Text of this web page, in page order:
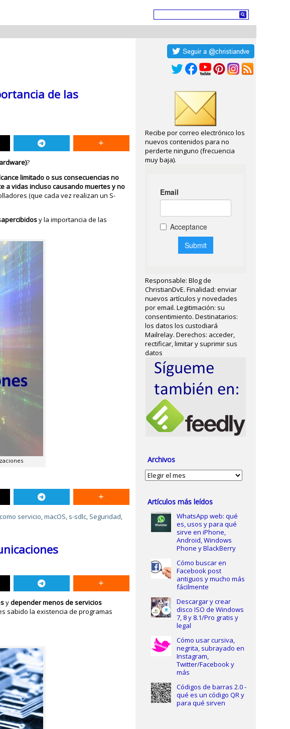
de las
?
limitado o sus consecuencias no
a vidas incluso causando muertes y no
(que cada vez realizan un S-
y la importancia de las
servicio,macOS, s-sdlc, Seguridad,
ydepender menos de servicios
sabido la existencia de programas
Recibe por correo electrónico los
nuevos contenidos para no
perderte ninguno (frecuencia
muy baja).
Responsable: Blog de
ChristianDvE. Finalidad: enviar
nuevos artículos y novedades
por email. Legitimación: su
consentimiento. Destinatarios:
los datos los custodiará
Mailrelay. Derechos: acceder,
rectificar, limitar y suprimir sus
datos
Archivos
Archivos
Artículos más leídos
WhatsApp web: qué
es, usos y para qué
sirve en iPhone,
Android, Windows
Phone y BlackBerry
Cómo buscar en
Facebook post
antiguos y mucho más
fácilmente
Descargar y crear
disco ISO de Windows
7, 8 y 8.1/Pro gratis y
legal
Cómo usar cursiva,
negrita, subrayado en
Instagram,
Twitter/Facebook y
más
Códigos de barras 2.0 -
qué es un código QR y
para qué sirven